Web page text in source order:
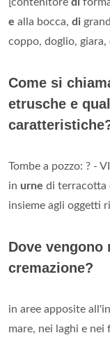
[contenitore di
e alla bocca, di
coppo, doglio, giara,
Come si
etrusche e
Tombe a pozzo: ? -
in urne di terracotta
insieme agli oggetti
Dove vengono
cremazione?
in aree apposite
mare, nei laghi e